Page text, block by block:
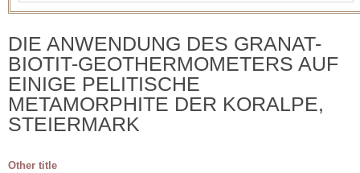
DIE ANWENDUNG DES GRANAT-
BIOTIT-GEOTHERMOMETERS AUF
EINIGE PELITISCHE
METAMORPHITE DER KORALPE,
STEIERMARK
Other title